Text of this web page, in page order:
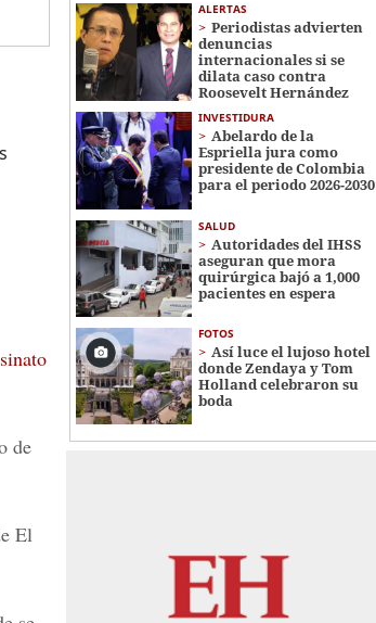
de
El
ALERTAS
Periodistas advierten
denuncias
internacionales si se
dilata caso contra
Roosevelt Hernández
INVESTIDURA
Abelardo de la
Espriella jura como
presidente de Colombia
para el periodo 2026-2030
SALUD
Autoridades del IHSS
aseguran que mora
quirúrgica bajó a 1,000
pacientes en espera
FOTOS
Así luce el lujoso hotel
donde Zendaya y Tom
Holland celebraron su
boda